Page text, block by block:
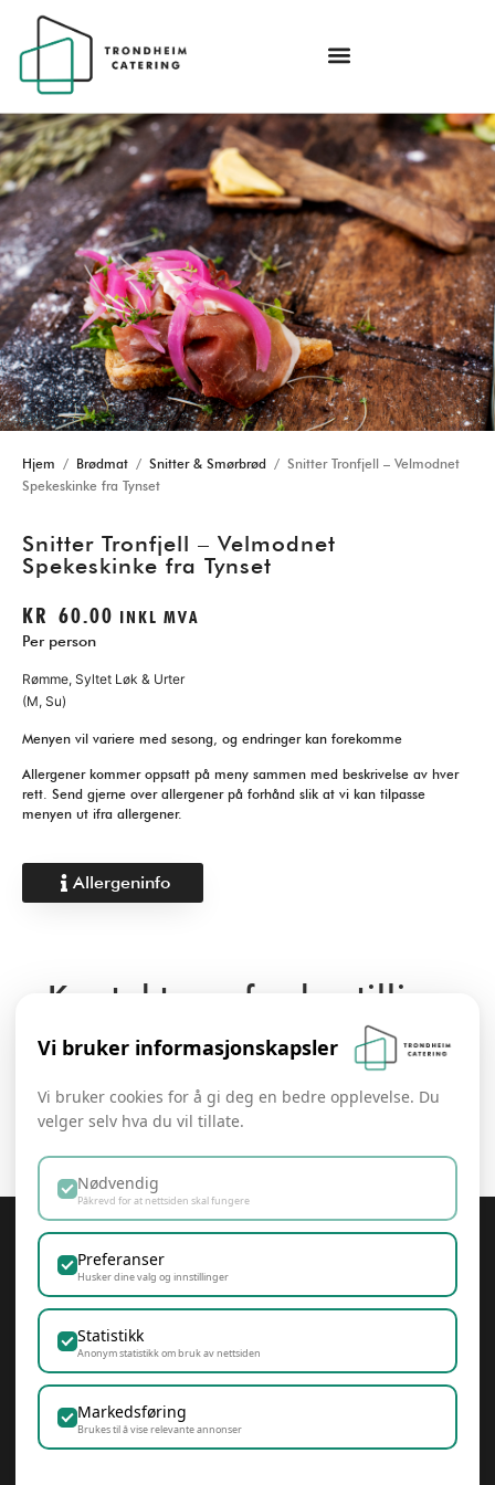
Hjem / Brødmat / Snitter & Smørbrød / Snitter Tronfjell – Velmodnet
Spekeskinke fra Tynset
Snitter Tronfjell – Velmodnet
Spekeskinke fra Tynset
KR 60.00 INKL MVA
Per person
Rømme, Syltet Løk & Urter
(M, Su)
Menyen vil variere med sesong, og endringer kan forekomme
Allergener kommer oppsatt på meny sammen med beskrivelse av hver
rett. Send gjerne over allergener på forhånd slik at vi kan tilpasse
menyen ut ifra allergener.
Allergeninfo
Kontakt oss for bestilling
Trondheim Catering
Samfunnsansvar & Bærekraft
Personvern & Cookies
post@trondheimcatering.no
+47 924 47 111
Trondheim Catering AS, Klostergata 90, 7030
Vi bruker informasjonskapsler
Vi bruker cookies for å gi deg en bedre opplevelse. Du
velger selv hva du vil tillate.
Nødvendig
Påkrevd for at nettsiden skal fungere
Preferanser
Husker dine valg og innstillinger
Statistikk
Anonym statistikk om bruk av nettsiden
Markedsføring
Brukes til å vise relevante annonser